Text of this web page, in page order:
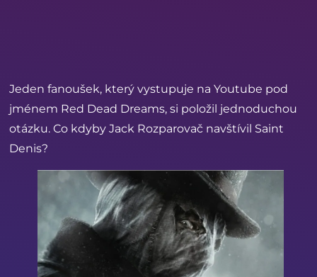
Jeden fanoušek, který vystupuje na Youtube pod
jménem Red Dead Dreams, si položil jednoduchou
otázku. Co kdyby Jack Rozparovač navštívil Saint
Denis?